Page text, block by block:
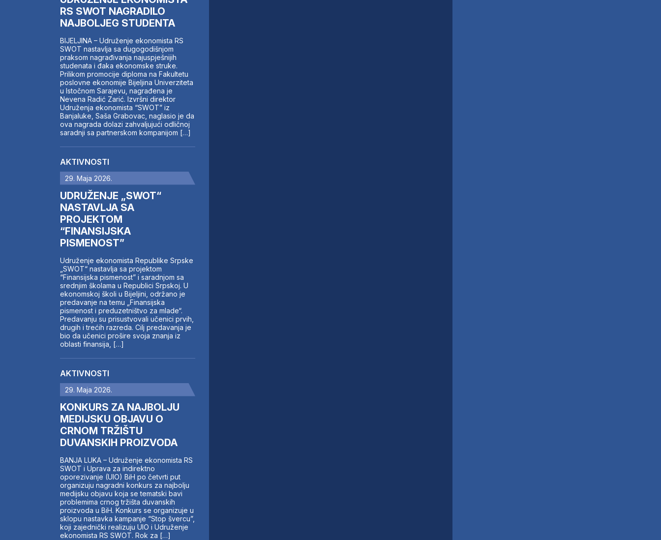
RS SWOT NAGRADILO
NAJBOLJEG STUDENTA
BIJELJINA – Udruženje ekonomista RS
SWOT nastavlja sa dugogodišnjom
praksom nagrađivanja najuspješnijih
studenata i đaka ekonomske struke.
Prilikom promocije diploma na Fakultetu
poslovne ekonomije Bijeljina Univerziteta
u Istočnom Sarajevu, nagrađena je
Nevena Radić Zarić. Izvršni direktor
Udruženja ekonomista “SWOT” iz
Banjaluke, Saša Grabovac, naglasio je da
ova nagrada dolazi zahvaljujući odličnoj
saradnji sa partnerskom kompanijom […]
AKTIVNOSTI
29. Maja 2026.
UDRUŽENJE „SWOT“
NASTAVLJA SA
PROJEKTOM
“FINANSIJSKA
PISMENOST”
Udruženje ekonomista Republike Srpske
„SWOT“ nastavlja sa projektom
“Finansijska pismenost” i saradnjom sa
srednjim školama u Republici Srpskoj. U
ekonomskoj školi u Bijeljini, održano je
predavanje na temu „Finansijska
pismenost i preduzetništvo za mlade“.
Predavanju su prisustvovali učenici prvih,
drugih i trećih razreda. Cilj predavanja je
bio da učenici prošire svoja znanja iz
oblasti finansija, […]
AKTIVNOSTI
29. Maja 2026.
KONKURS ZA NAJBOLJU
MEDIJSKU OBJAVU O
CRNOM TRŽIŠTU
DUVANSKIH PROIZVODA
BANJA LUKA – Udruženje ekonomista RS
SWOT i Uprava za indirektno
oporezivanje (UIO) BiH po četvrti put
organizuju nagradni konkurs za najbolju
medijsku objavu koja se tematski bavi
problemima crnog tržišta duvanskih
proizvoda u BiH. Konkurs se organizuje u
sklopu nastavka kampanje “Stop švercu”,
koji zajednički realizuju UIO i Udruženje
ekonomista RS SWOT. Rok za […]